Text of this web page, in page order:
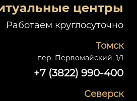
центры
Работаем круглосуточно
Томск
пер. Первомайский, 1/1
+7 (3822) 990-400
Северск